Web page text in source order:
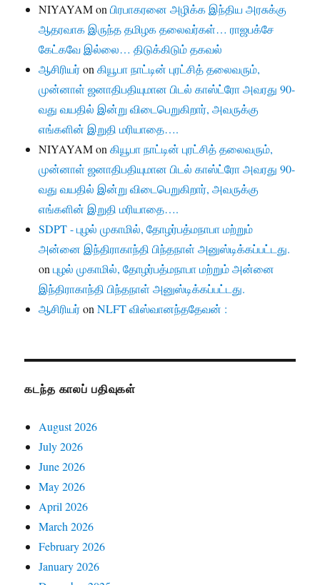
NIYAYAMonபிரபாகரனை அழிக்க இந்திய அரசுக்கு
ஆதரவாக இருந்த தமிழக தலைவர்கள்… ராஜபக்சே
கேட்கவே இல்லை… திடுக்கிடும் தகவல்
ஆசிரியர்onகியூபா நாட்டின் புரட்சித் தலைவரும்,
முன்னாள் ஜனாதிபதியுமான பிடல் காஸ்ட்ரோ அவரது 90-
வது வயதில் இன்று விடைபெறுகிறார், அவருக்கு
எங்களின் இறுதி மரியாதை….
NIYAYAMonகியூபா நாட்டின் புரட்சித் தலைவரும்,
முன்னாள் ஜனாதிபதியுமான பிடல் காஸ்ட்ரோ அவரது 90-
வது வயதில் இன்று விடைபெறுகிறார், அவருக்கு
எங்களின் இறுதி மரியாதை….
SDPT - புழல் முகாமில், தோழர்பத்மநாபா மற்றும்
அன்னை இந்திராகாந்தி பிந்தநாள் அனுஸ்டிக்கப்பட்டது.
onபுழல் முகாமில், தோழர்பத்மநாபா மற்றும் அன்னை
இந்திராகாந்தி பிந்தநாள் அனுஸ்டிக்கப்பட்டது.
ஆசிரியர்onNLFT விஸ்வானந்ததேவன் :
கடந்த காலப் பதிவுகள்
August 2026
July 2026
June 2026
May 2026
April 2026
March 2026
February 2026
January 2026